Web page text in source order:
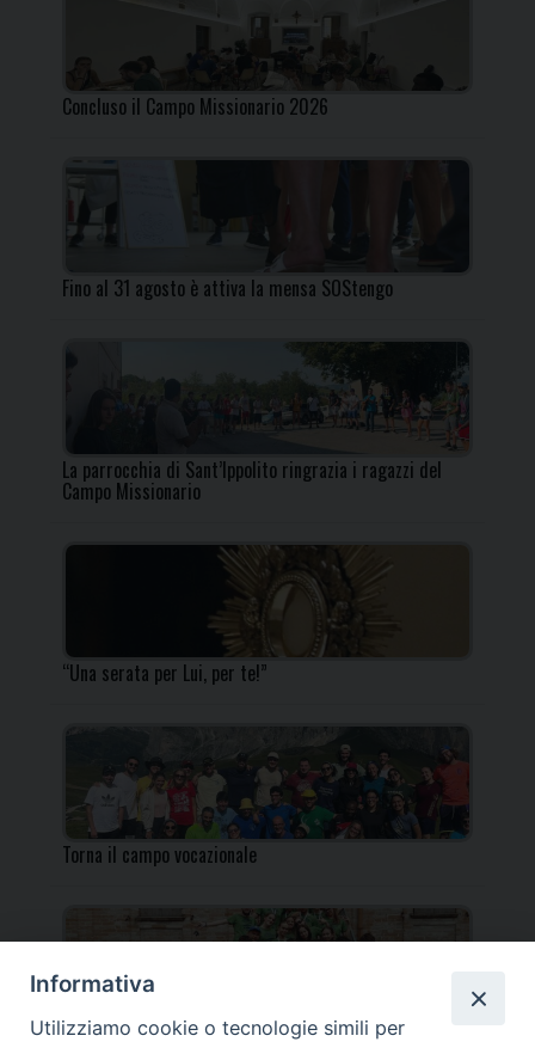
Concluso il Campo Missionario 2026
Fino al 31 agosto è attiva la mensa SOStengo
La parrocchia di Sant’Ippolito ringrazia i ragazzi del
Campo Missionario
“Una serata per Lui, per te!”
Torna il campo vocazionale
Torna il Campo Missionario Diocesano
Informativa
Utilizziamo cookie o tecnologie simili per